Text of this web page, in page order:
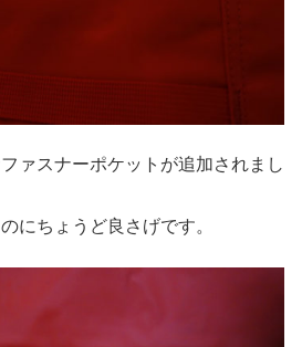
ァスナーポケットが追加されまし
にちょうど良さげです。